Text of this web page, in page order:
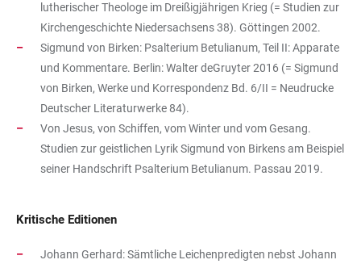
lutherischer Theologe im Dreißigjährigen Krieg (= Studien zur
Kirchengeschichte Niedersachsens 38). Göttingen 2002.
Sigmund von Birken: Psalterium Betulianum, Teil II: Apparate
und Kommentare. Berlin: Walter deGruyter 2016 (= Sigmund
von Birken, Werke und Korrespondenz Bd. 6/II = Neudrucke
Deutscher Literaturwerke 84).
Von Jesus, von Schiffen, vom Winter und vom Gesang.
Studien zur geistlichen Lyrik Sigmund von Birkens am Beispiel
seiner Handschrift Psalterium Betulianum. Passau 2019.
Kritische Editionen
Johann Gerhard: Sämtliche Leichenpredigten nebst Johann